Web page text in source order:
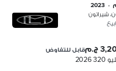
•
2023
شيراتون
ج.م قابل للتفاوض